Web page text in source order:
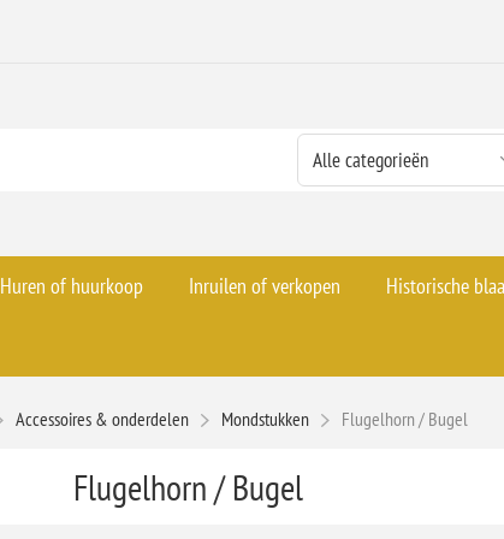
Huren of huurkoop Inruilen of verkopen Historische
Accessoires & onderdelen Mondstukken Flugelhorn / Bugel
Flugelhorn / Bugel